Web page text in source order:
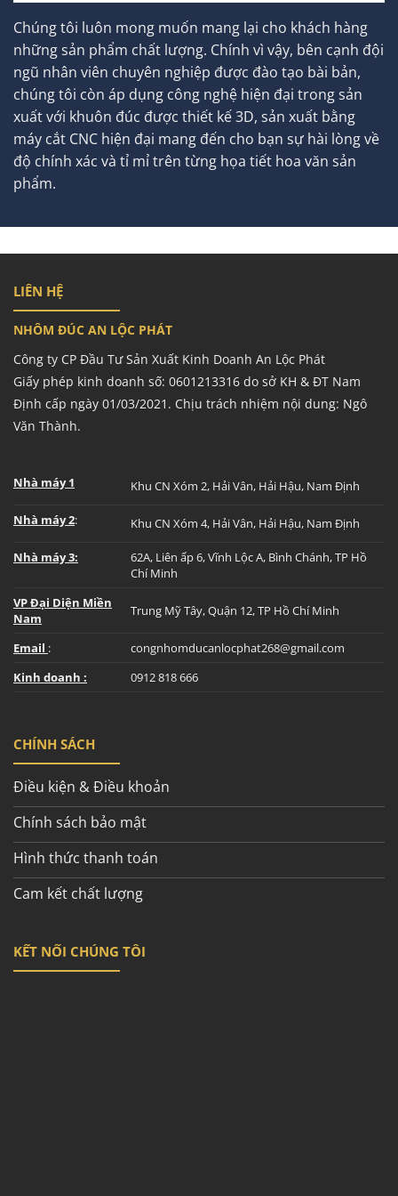
Chúng tôi luôn mong muốn mang lại cho khách hàng
những sản phẩm chất lượng. Chính vì vậy, bên cạnh đội
ngũ nhân viên chuyên nghiệp được đào tạo bài bản,
chúng tôi còn áp dụng công nghệ hiện đại trong sản
xuất với khuôn đúc được thiết kế 3D, sản xuất bằng
máy cắt CNC hiện đại mang đến cho bạn sự hài lòng về
độ chính xác và tỉ mỉ trên từng họa tiết hoa văn sản
phẩm.
LIÊN HỆ
NHÔM ĐÚC AN LỘC PHÁT
Công ty CP Đầu Tư Sản Xuất Kinh Doanh An Lộc Phát
Giấy phép kinh doanh số: 0601213316 do sở KH & ĐT Nam
Định cấp ngày 01/03/2021. Chịu trách nhiệm nội dung: Ngô
Văn Thành.
Nhà máy 1 Khu CN Xóm 2, Hải Vân, Hải Hậu, Nam Định
Nhà máy 2: Khu CN Xóm 4, Hải Vân, Hải Hậu, Nam Định
Nhà máy 3:
62A, Liên ấp 6, Vĩnh Lộc A, Bình Chánh, TP Hồ
Chí Minh
VP Đại Diện Miền
Nam
Trung Mỹ Tây, Quận 12, TP Hồ Chí Minh
Email :
congnhomducanlocphat268@gmail.com
Kinh doanh :
0912 818 666
CHÍNH SÁCH
Điều kiện & Điều khoản
Chính sách bảo mật
Hình thức thanh toán
Cam kết chất lượng
KẾT NỐI CHÚNG TÔI